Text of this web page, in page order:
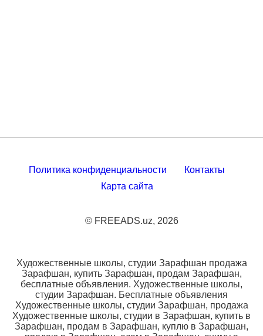
Политика конфиденциальности
Контакты
Карта сайта
© FREEADS.uz, 2026
Художественные школы, студии Зарафшан продажа
Зарафшан, купить Зарафшан, продам Зарафшан,
бесплатные объявления. Художественные школы,
студии Зарафшан. Бесплатные объявления
Художественные школы, студии Зарафшан, продажа
Художественные школы, студии в Зарафшан, купить в
Зарафшан, продам в Зарафшан, куплю в Зарафшан,